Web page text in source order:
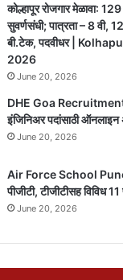
कोल्हापूर रोजगार मेळावा: 129
सुवर्णसंधी; पात्रता – 8 वी,
बी.टेक, पदवीधर |
2026
June 20, 2026
DHE Goa
इंजिनिअर पदांसाठी
June 20, 2026
Air Force School
पीजीटी, टीजीटीसह विविध
June 20, 2026